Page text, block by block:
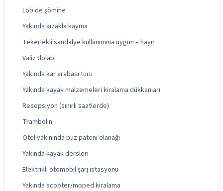
Lobide şömine
Yakında kızakla kayma
Tekerlekli sandalye kullanımına uygun – hayır
Valiz dolabı
Yakında kar arabası turu
Yakında kayak malzemeleri kiralama dükkanları
Resepsiyon (sınırlı saatlerde)
Trambolin
Otel yakınında buz pateni olanağı
Yakında kayak dersleri
Elektrikli otomobil şarj istasyonu
Yakında scooter/moped kiralama